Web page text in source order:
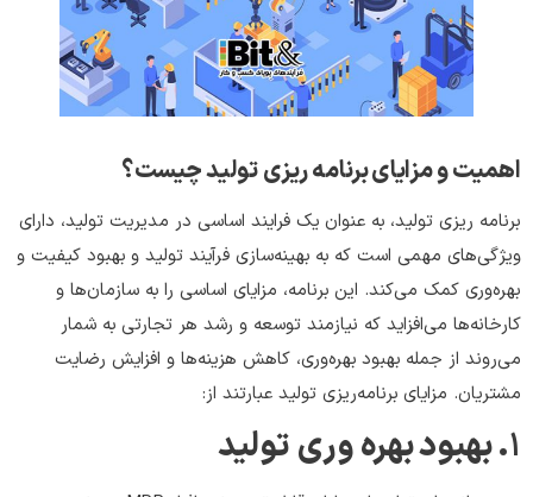
اهمیت و مزایای برنامه ریزی تولید چیست؟
برنامه ریزی تولید، به عنوان یک فرایند اساسی در مدیریت تولید، دارای
ویژگی‌های مهمی است که به بهینه‌سازی فرآیند تولید و بهبود کیفیت و
بهره‌وری کمک می‌کند. این برنامه، مزایای اساسی را به سازمان‌ها و
کارخانه‌ها می‌افزاید که نیازمند توسعه و رشد هر تجارتی به شمار
می‌روند از جمله بهبود بهره‌وری، کاهش هزینه‌ها و افزایش رضایت
مشتریان. مزایای برنامه‌ریزی تولید عبارتند از:
1. بهبود بهره وری تولید